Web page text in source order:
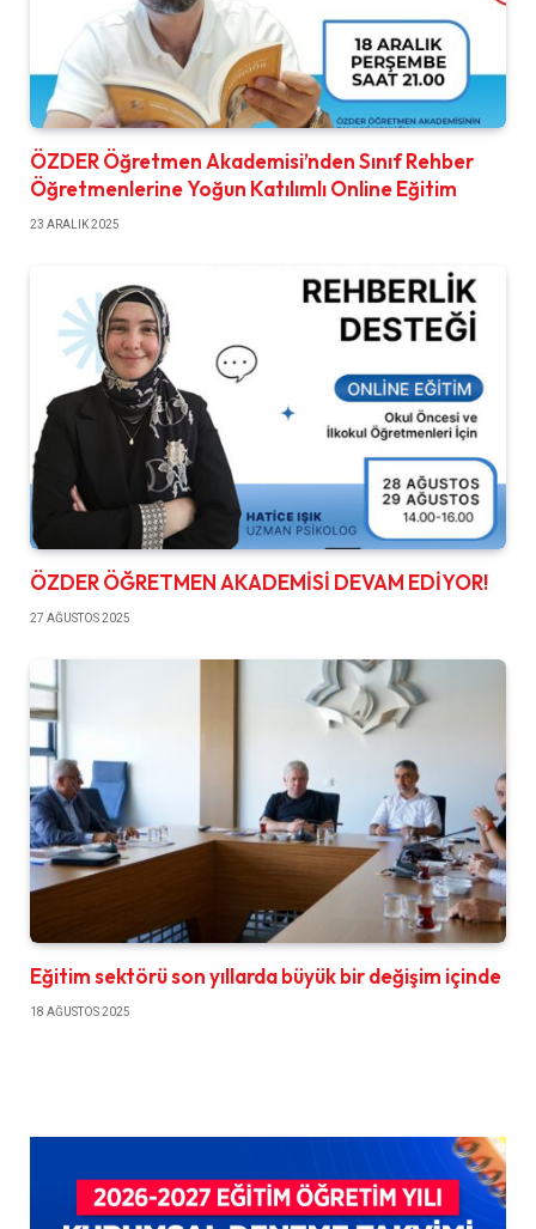
ÖZDER Öğretmen Akademisi’nden Sınıf Rehber
Öğretmenlerine Yoğun Katılımlı Online Eğitim
23 ARALIK 2025
ÖZDER ÖĞRETMEN AKADEMİSİ DEVAM EDİYOR!
27 AĞUSTOS 2025
Eğitim sektörü son yıllarda büyük bir değişim içinde
18 AĞUSTOS 2025